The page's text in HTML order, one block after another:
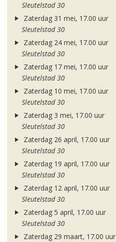
Sleutelstad 30
Zaterdag 31 mei, 17.00 uur
Sleutelstad 30
Zaterdag 24 mei, 17.00 uur
Sleutelstad 30
Zaterdag 17 mei, 17.00 uur
Sleutelstad 30
Zaterdag 10 mei, 17.00 uur
Sleutelstad 30
Zaterdag 3 mei, 17.00 uur
Sleutelstad 30
Zaterdag 26 april, 17.00 uur
Sleutelstad 30
Zaterdag 19 april, 17.00 uur
Sleutelstad 30
Zaterdag 12 april, 17.00 uur
Sleutelstad 30
Zaterdag 5 april, 17.00 uur
Sleutelstad 30
Zaterdag 29 maart, 17.00 uur